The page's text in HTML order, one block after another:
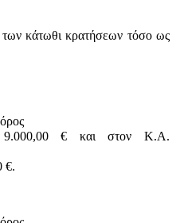
κάτωθι κρατήσεων τόσο ως
€ και στον Κ.Α.
€.